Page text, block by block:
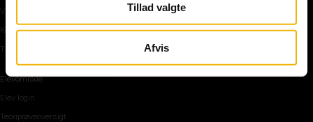
Tillad valgte
Afvis
Vi mennesker
Køreteknik
Tips og råd inden teoriprøven
Elevområde
Elev login
Teoriprøveoversigt